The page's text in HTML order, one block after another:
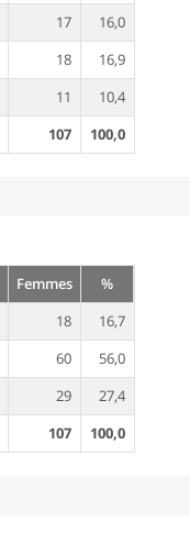
17
16,0
18
16,9
11
10,4
107
100,0
Femmes
%
18
16,7
60
56,0
29
27,4
107
100,0